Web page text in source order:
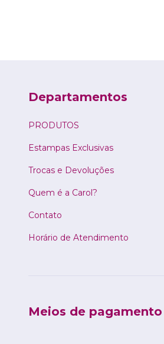
Departamentos
PRODUTOS
Estampas Exclusivas
Trocas e Devoluções
Quem é a Carol?
Contato
Horário de Atendimento
Meios de pagamento